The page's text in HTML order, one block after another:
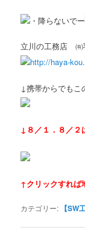
・降らないでー
立川の工務店 ㈲
http://haya-
↓携帯からでもこ
↓８／１．８／２
↑クリックすれば
カテゴリー: 【SW